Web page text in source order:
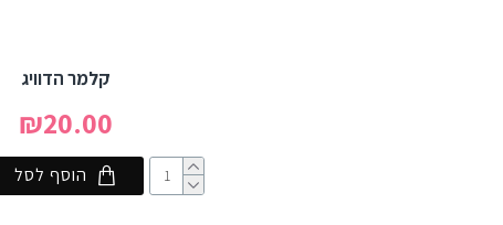
קלמר הדוויג
₪20.00
הוסף לסל